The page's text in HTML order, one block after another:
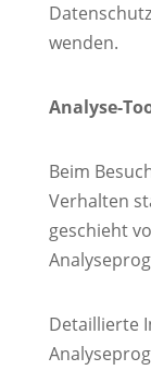
wenden.
Analyse-
Beim
Verhalten
geschieht
Detaillierte